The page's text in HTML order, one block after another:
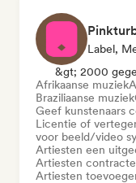
&gt; 2000
Afrikaanse muziek
Braziliaanse muziek
Geef kunstenaars
Licentie of
voor beeld/video
Artiesten een
Artiesten
Artiesten